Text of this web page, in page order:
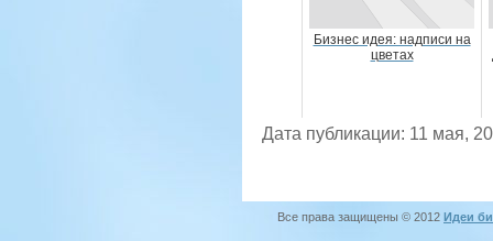
Бизнес идея: надписи на
цветах
Дата публикации: 11 мая,
Все права защищены © 2012 Идеи